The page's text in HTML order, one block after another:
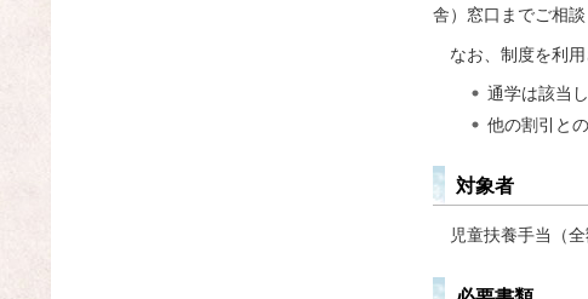
舎）窓口までご相談
なお、制度を利
通学は該当
他の割引と
対象者
児童扶養手当（